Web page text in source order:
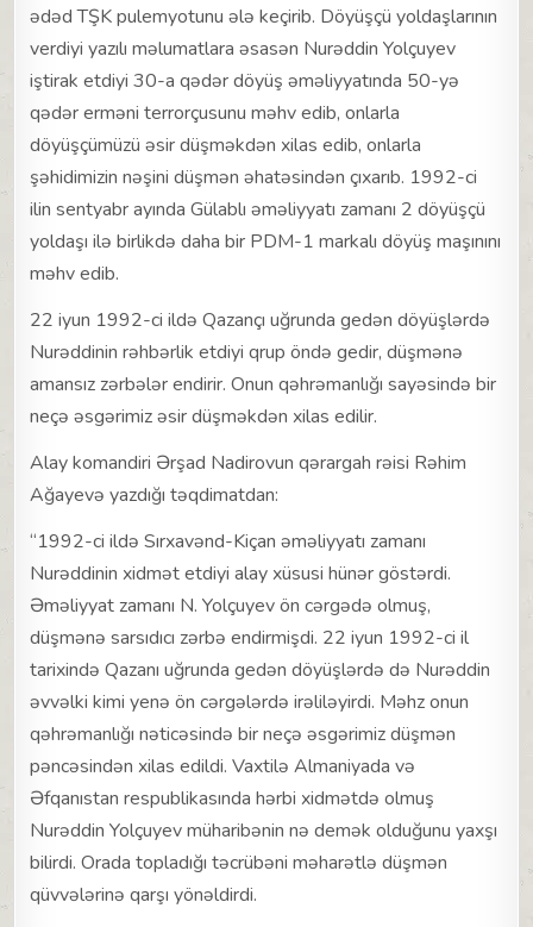
ədəd TŞK pulemyotunu ələ keçirib. Döyüşçü yoldaşlarının
verdiyi yazılı məlumatlara əsasən Nurəddin Yolçuyev
iştirak etdiyi 30-a qədər döyüş əməliyyatında 50-yə
qədər erməni terrorçusunu məhv edib, onlarla
döyüşçümüzü əsir düşməkdən xilas edib, onlarla
şəhidimizin nəşini düşmən əhatəsindən çıxarıb. 1992-ci
ilin sentyabr ayında Gülablı əməliyyatı zamanı 2 döyüşçü
yoldaşı ilə birlikdə daha bir PDM-1 markalı döyüş maşınını
məhv edib.
22 iyun 1992-ci ildə Qazançı uğrunda gedən döyüşlərdə
Nurəddinin rəhbərlik etdiyi qrup öndə gedir, düşmənə
amansız zərbələr endirir. Onun qəhrəmanlığı sayəsində bir
neçə əsgərimiz əsir düşməkdən xilas edilir.
Alay komandiri Ərşad Nadirovun qərargah rəisi Rəhim
Ağayevə yazdığı təqdimatdan:
“1992-ci ildə Sırxavənd-Kiçan əməliyyatı zamanı
Nurəddinin xidmət etdiyi alay xüsusi hünər göstərdi.
Əməliyyat zamanı N. Yolçuyev ön cərgədə olmuş,
düşmənə sarsıdıcı zərbə endirmişdi. 22 iyun 1992-ci il
tarixində Qazanı uğrunda gedən döyüşlərdə də Nurəddin
əvvəlki kimi yenə ön cərgələrdə irəliləyirdi. Məhz onun
qəhrəmanlığı nəticəsində bir neçə əsgərimiz düşmən
pəncəsindən xilas edildi. Vaxtilə Almaniyada və
Əfqanıstan respublikasında hərbi xidmətdə olmuş
Nurəddin Yolçuyev müharibənin nə demək olduğunu yaxşı
bilirdi. Orada topladığı təcrübəni məharətlə düşmən
qüvvələrinə qarşı yönəldirdi.